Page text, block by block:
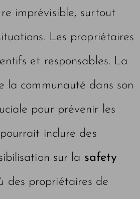
imprévisible, surtout
Les propriétaires
et responsables. La
la communauté dans son
pour prévenir les
inclure des
sur la safety
des propriétaires de